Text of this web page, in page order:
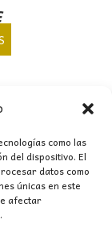
como las
del dispositivo. El
datos como
únicas en este
afectar
El
precio
actual
105,00€.